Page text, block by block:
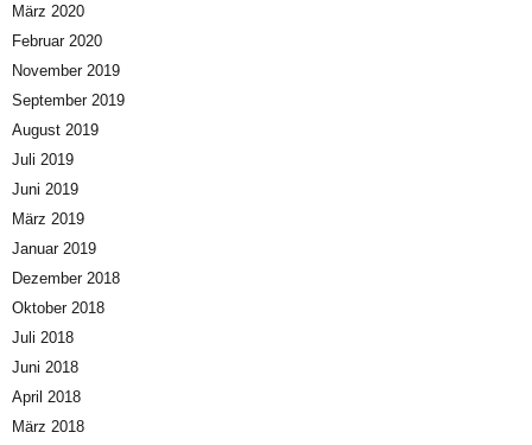
März 2020
Februar 2020
November 2019
September 2019
August 2019
Juli 2019
Juni 2019
März 2019
Januar 2019
Dezember 2018
Oktober 2018
Juli 2018
Juni 2018
April 2018
März 2018